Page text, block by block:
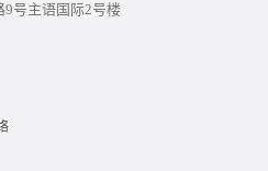
9号主语国际2号楼